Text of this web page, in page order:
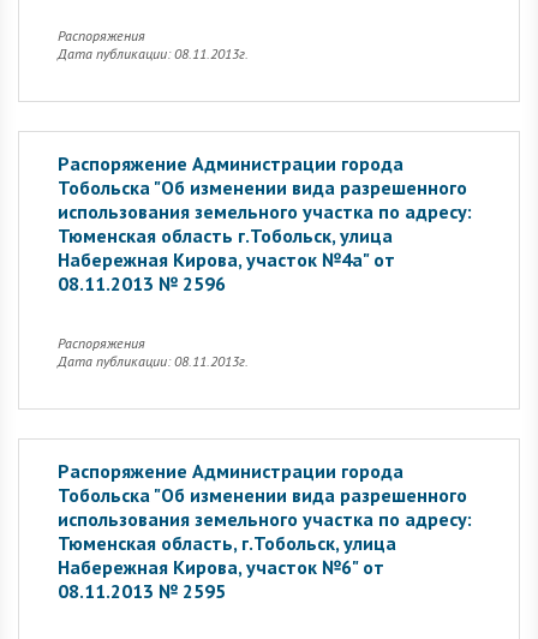
Распоряжения
Дата публикации: 08.11.2013г.
Распоряжение Администрации города
Тобольска "Об изменении вида разрешенного
использования земельного участка по адресу:
Тюменская область г.Тобольск, улица
Набережная Кирова, участок №4а" от
08.11.2013 № 2596
Распоряжения
Дата публикации: 08.11.2013г.
Распоряжение Администрации города
Тобольска "Об изменении вида разрешенного
использования земельного участка по адресу:
Тюменская область, г.Тобольск, улица
Набережная Кирова, участок №6" от
08.11.2013 № 2595